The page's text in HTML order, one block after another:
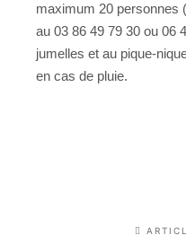
maximum 20 personnes
au 03 86 49 79 30 ou 06
jumelles et au pique-
en cas de pluie.